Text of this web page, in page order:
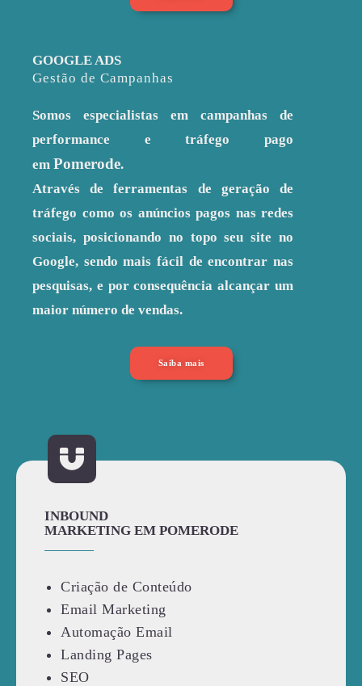
GOOGLE ADS
Gestão de Campanhas
Somos especialistas em campanhas de
performance e tráfego pago
em Pomerode.
Através de ferramentas de geração de
tráfego como os anúncios pagos nas redes
sociais, posicionando no topo seu site no
Google, sendo mais fácil de encontrar nas
pesquisas, e por consequência alcançar um
maior número de vendas.
Saiba mais
INBOUND
MARKETING EM POMERODE
Criação de Conteúdo
Email Marketing
Automação Email
Landing Pages
SEO